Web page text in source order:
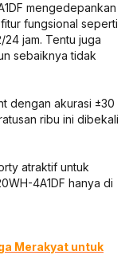
mengedepankan
fungsional seperti
24 jam. Tentu juga
sebaiknya tidak
dengan akurasi ±30
ribu ini dibekali
atraktif untuk
4A1DF hanya di
Merakyat untuk